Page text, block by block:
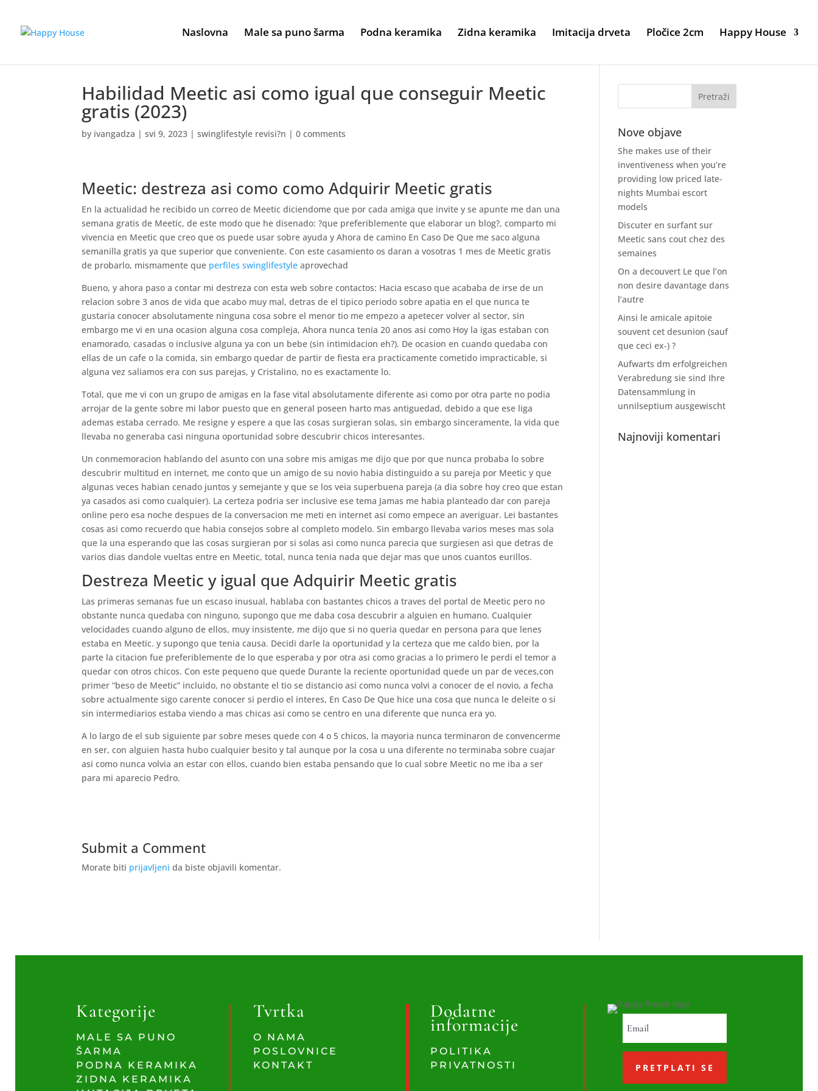
Naslovna Male sa puno šarma Podna keramika Zidna keramika Imitacija drveta Pločice 2cm Happy House
Habilidad Meetic asi­ como igual que conseguir Meetic
gratis (2023)
by ivangadza |svi 9, 2023 |swinglifestyle revisi?n |0 comments
Meetic: destreza asi­ como como Adquirir Meetic gratis
En la actualidad he recibido un correo de Meetic diciendome que por cada amiga que invite y se apunte me dan una
semana gratis de Meetic, de este modo que he disenado: ?que preferiblemente que elaborar un blog?, comparto mi
vivencia en Meetic que creo que os puede usar sobre ayuda y Ahora de camino En Caso De Que me saco alguna
semanilla gratis ya que superior que conveniente. Con este casamiento os daran a vosotras 1 mes de Meetic gratis
de probarlo, mismamente que perfiles swinglifestyle aprovechad
Bueno, y ahora paso a contar mi destreza con esta web sobre contactos: Hacia escaso que acababa de irse de un
relacion sobre 3 anos de vida que acabo muy mal, detras de el tipico periodo sobre apatia en el que nunca te
gustaria conocer absolutamente ninguna cosa sobre el menor tio me empezo a apetecer volver al sector, sin
embargo me vi en una ocasion alguna cosa compleja, Ahora nunca tenia 20 anos asi­ como Hoy la igas estaban con
enamorado, casadas o inclusive alguna ya con un bebe (sin intimidacion eh?). De ocasion en cuando quedaba con
ellas de un cafe o la comida, sin embargo quedar de partir de fiesta era practicamente cometido impracticable, si
alguna vez saliamos era con sus parejas, y Cristalino, no es exactamente lo.
Total, que me vi con un grupo de amigas en la fase vital absolutamente diferente asi­ como por otra parte no podia
arrojar de la gente sobre mi labor puesto que en general poseen harto mas antiguedad, debido a que ese liga
ademas estaba cerrado. Me resigne y espere a que las cosas surgieran solas, sin embargo sinceramente, la vida que
llevaba no generaba casi ninguna oportunidad sobre descubrir chicos interesantes.
Un conmemoracion hablando del asunto con una sobre mis amigas me dijo que por que nunca probaba lo sobre
descubrir multitud en internet, me conto que un amigo de su novio habia distinguido a su pareja por Meetic y que
algunas veces habian cenado juntos y semejante y que se los veia superbuena pareja (a dia sobre hoy creo que estan
ya casados asi­ como cualquier). La certeza podri­a ser inclusive ese tema Jamas me habia planteado dar con pareja
online pero esa noche despues de la conversacion me meti en internet asi­ como empece an averiguar. Lei bastantes
cosas asi­ como recuerdo que habia consejos sobre al completo modelo. Sin embargo llevaba varios meses mas sola
que la una esperando que las cosas surgieran por si solas asi­ como nunca parecia que surgiesen asi que detras de
varios dias dandole vueltas entre en Meetic, total, nunca tenia nada que dejar mas que unos cuantos eurillos.
Destreza Meetic y igual que Adquirir Meetic gratis
Las primeras semanas fue un escaso inusual, hablaba con bastantes chicos a traves del portal de Meetic pero no
obstante nunca quedaba con ninguno, supongo que me daba cosa descubrir a alguien en humano. Cualquier
velocidades cuando alguno de ellos, muy insistente, me dijo que si no queria quedar en persona para que lenes
estaba en Meetic. y supongo que tenia causa. Decidi darle la oportunidad y la certeza que me caldo bien, por la
parte la citacion fue preferiblemente de lo que esperaba y por otra asi­ como gracias a lo primero le perdi el temor a
quedar con otros chicos. Con este pequeno que quede Durante la reciente oportunidad quede un par de veces,con
primer “beso de Meetic” incluido, no obstante el tio se distancio asi­ como nunca volvi a conocer de el novio, a fecha
sobre actualmente sigo carente conocer si perdio el interes, En Caso De Que hice una cosa que nunca le deleite o si
sin intermediarios estaba viendo a mas chicas asi­ como se centro en una diferente que nunca era yo.
A lo largo de el sub siguiente par sobre meses quede con 4 o 5 chicos, la mayoria nunca terminaron de convencerme
en ser, con alguien hasta hubo cualquier besito y tal aunque por la cosa u una diferente no terminaba sobre cuajar
asi­ como nunca volvia an estar con ellos, cuando bien estaba pensando que lo cual sobre Meetic no me iba a ser
para mi aparecio Pedro.
Submit a Comment
Morate biti prijavljeni da biste objavili komentar.
Nove objave
She makes use of their
inventiveness when you’re
providing low priced late-
nights Mumbai escort
models
Discuter en surfant sur
Meetic sans cout chez des
semaines
On a decouvert Le que l’on
non desire davantage dans
l’autre
Ainsi le amicale apitoie
souvent cet desunion (sauf
que ceci ex-) ?
Aufwarts dm erfolgreichen
Verabredung sie sind Ihre
Datensammlung in
unnilseptium ausgewischt
Najnoviji komentari
Kategorije
MALE SA PUNO
ŠARMA
PODNA KERAMIKA
ZIDNA KERAMIKA
Tvrtka
O NAMA
POSLOVNICE
KONTAKT
Dodatne
informacije
POLITIKA
PRIVATNOSTI
PRETPLATI SE